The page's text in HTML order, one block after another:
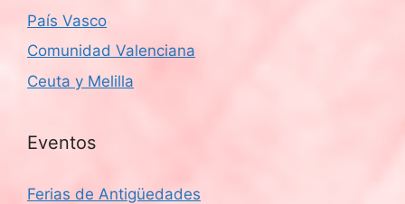
País Vasco
Comunidad Valenciana
Ceuta y Melilla
Eventos
Ferias de Antigüedades